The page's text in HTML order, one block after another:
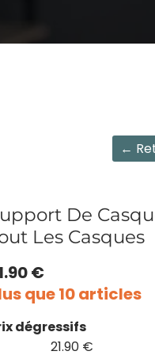
←
De
Les Casques
€
que 10 articles
dégressifs
21.90 €